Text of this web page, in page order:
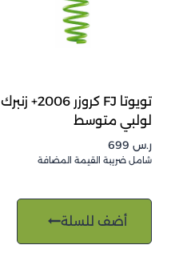
تويوتا FJ كروزر 2006+ زنبرك
لولبي متوسط
ر.س
شامل ضريبة القيمة المضافة
أضف للسلة